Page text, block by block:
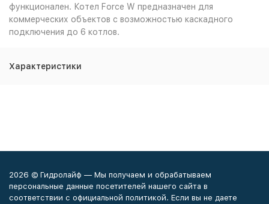
функционален. Котел Force W предназначен для
коммерческих объектов с возможностью каскадного
подключения до 6 котлов.
Характеристики
2026 © Гидролайф — Мы получаем и обрабатываем
персональные данные посетителей нашего сайта в
соответствии с официальной политикой. Если вы не даете